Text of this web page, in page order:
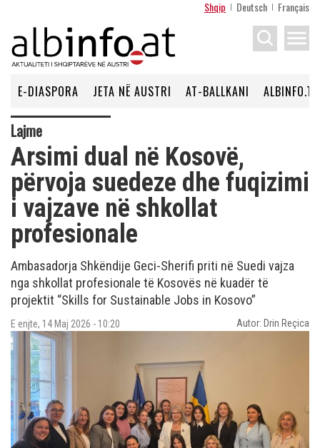
Shqip Deutsch Français
menu
E-DIASPORA JETA NË AUSTRI AT-BALLKANI ALBINFO.TV
Lajme
Arsimi dual në Kosovë,
përvoja suedeze dhe fuqizimi
i vajzave në shkollat
profesionale
Ambasadorja Shkëndije Geci-Sherifi priti në Suedi vajza
nga shkollat profesionale të Kosovës në kuadër të
projektit “Skills for Sustainable Jobs in Kosovo”
E enjte, 14 Maj 2026 - 10:20 Autor: Drin Reçica